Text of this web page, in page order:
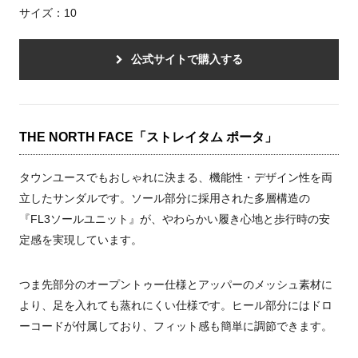
サイズ：10
公式サイトで購入する
THE NORTH FACE「ストレイタム ポータ」
タウンユースでもおしゃれに決まる、機能性・デザイン性を両
立したサンダルです。ソール部分に採用された多層構造の
『FL3ソールユニット』が、やわらかい履き心地と歩行時の安
定感を実現しています。
つま先部分のオープントゥー仕様とアッパーのメッシュ素材に
より、足を入れても蒸れにくい仕様です。ヒール部分にはドロ
ーコードが付属しており、フィット感も簡単に調節できます。